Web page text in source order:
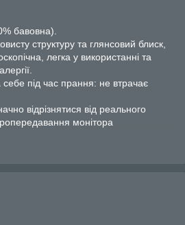
бавовна).
структуру та глянсовий блиск,
легка у використанні та
під час прання: не втрачає
відрізнятися від реального
монітора